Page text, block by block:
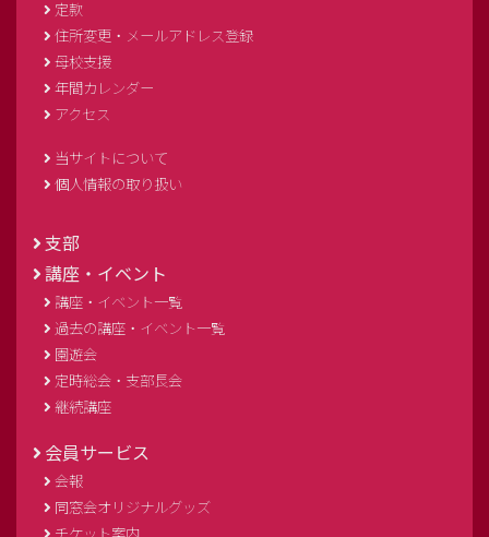
定款
住所変更・メールアドレス登録
母校支援
年間カレンダー
アクセス
当サイトについて
個人情報の取り扱い
支部
講座・イベント
講座・イベント一覧
過去の講座・イベント一覧
園遊会
定時総会・支部長会
継続講座
会員サービス
会報
同窓会オリジナルグッズ